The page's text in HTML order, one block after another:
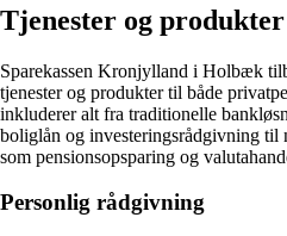
Tjenester og produkter
Sparekassen Kronjylland i Holbæk
tjenester og produkter til både
inkluderer alt fra traditionelle
boliglån og investeringsrådgivning til
som pensionsopsparing og
Personlig rådgivning